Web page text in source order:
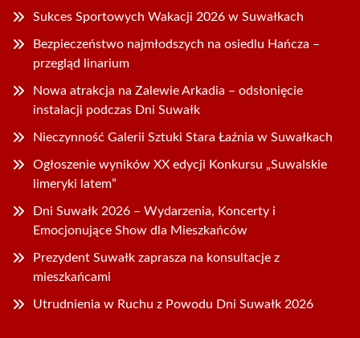
Sukces Sportowych Wakacji 2026 w Suwałkach
Bezpieczeństwo najmłodszych na osiedlu Hańcza –
przegląd linarium
Nowa atrakcja na Zalewie Arkadia – odsłonięcie
instalacji podczas Dni Suwałk
Nieczynność Galerii Sztuki Stara Łaźnia w Suwałkach
Ogłoszenie wyników XX edycji Konkursu „Suwalskie
limeryki latem”
Dni Suwałk 2026 – Wydarzenia, Koncerty i
Emocjonujące Show dla Mieszkańców
Prezydent Suwałk zaprasza na konsultacje z
mieszkańcami
Utrudnienia w Ruchu z Powodu Dni Suwałk 2026